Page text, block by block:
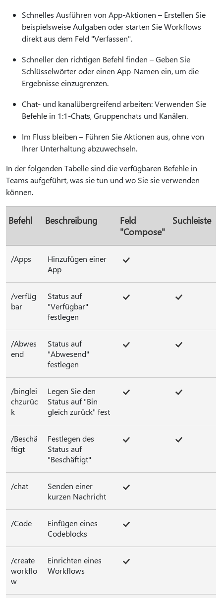
Schnelles Ausführen von App-Aktionen – Erstellen Sie
beispielsweise Aufgaben oder starten Sie Workflows
direkt aus dem Feld "Verfassen".
Schneller den richtigen Befehl finden – Geben Sie
Schlüsselwörter oder einen App-Namen ein, um die
Ergebnisse einzugrenzen.
Chat- und kanalübergreifend arbeiten: Verwenden Sie
Befehle in 1:1-Chats, Gruppenchats und Kanälen.
Im Fluss bleiben – Führen Sie Aktionen aus, ohne von
Ihrer Unterhaltung abzuwechseln.
In der folgenden Tabelle sind die verfügbaren Befehle in
Teams aufgeführt, was sie tun und wo Sie sie verwenden
können.
Befehl Beschreibung
Feld
"Compose"
Suchleiste
/Apps
Hinzufügen einer
App
/verfüg
bar
Status auf
"Verfügbar"
festlegen
/Abwes
end
Status auf
"Abwesend"
festlegen
/binglei
chzurüc
k
Legen Sie den
Status auf "Bin
gleich zurück" fest
/Beschä
ftigt
Festlegen des
Status auf
"Beschäftigt"
/chat
Senden einer
kurzen Nachricht
/Code
Einfügen eines
Codeblocks
/create
workflo
w
Einrichten eines
Workflows